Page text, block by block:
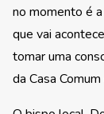
no momento é
que vai
tomar uma
da Casa